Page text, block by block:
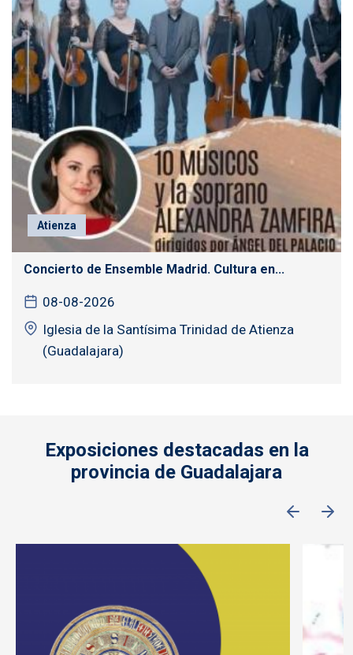
Atienza
Concierto de Ensemble Madrid. Cultura en...
08-08-2026
Iglesia de la Santísima Trinidad de Atienza
(Guadalajara)
Exposiciones destacadas en la
provincia de Guadalajara